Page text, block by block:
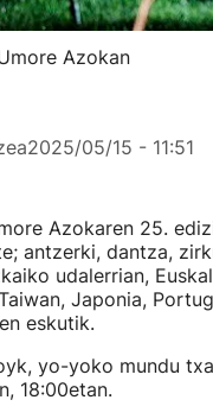
Azokan
2025/05/15 - 11:51
Azokaren 25.
antzerki, dantza,
udalerrian,
Japonia,
eskutik.
yo-yoko mundu
18:00etan.